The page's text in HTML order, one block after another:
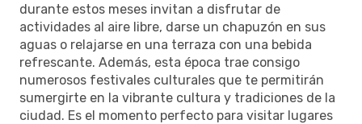
durante estos meses invitan a disfrutar de
actividades al aire libre, darse un chapuzón en sus
aguas o relajarse en una terraza con una bebida
refrescante. Además, esta época trae consigo
numerosos festivales culturales que te permitirán
sumergirte en la vibrante cultura y tradiciones de la
ciudad. Es el momento perfecto para visitar lugares